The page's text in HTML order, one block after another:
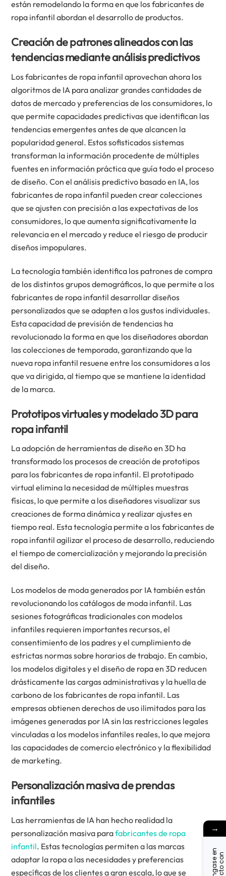
están remodelando la forma en que los fabricantes de
ropa infantil abordan el desarrollo de productos.
Creación de patrones alineados con las
tendencias mediante análisis predictivos
Los fabricantes de ropa infantil aprovechan ahora los
algoritmos de IA para analizar grandes cantidades de
datos de mercado y preferencias de los consumidores, lo
que permite capacidades predictivas que identifican las
tendencias emergentes antes de que alcancen la
popularidad general. Estos sofisticados sistemas
transforman la información procedente de múltiples
fuentes en información práctica que guía todo el proceso
de diseño. Con el análisis predictivo basado en IA, los
fabricantes de ropa infantil pueden crear colecciones
que se ajusten con precisión a las expectativas de los
consumidores, lo que aumenta significativamente la
relevancia en el mercado y reduce el riesgo de producir
diseños impopulares.
La tecnología también identifica los patrones de compra
de los distintos grupos demográficos, lo que permite a los
fabricantes de ropa infantil desarrollar diseños
personalizados que se adapten a los gustos individuales.
Esta capacidad de previsión de tendencias ha
revolucionado la forma en que los diseñadores abordan
las colecciones de temporada, garantizando que la
nueva ropa infantil resuene entre los consumidores a los
que va dirigida, al tiempo que se mantiene la identidad
de la marca.
Prototipos virtuales y modelado 3D para
ropa infantil
La adopción de herramientas de diseño en 3D ha
transformado los procesos de creación de prototipos
para los fabricantes de ropa infantil. El prototipado
virtual elimina la necesidad de múltiples muestras
físicas, lo que permite a los diseñadores visualizar sus
creaciones de forma dinámica y realizar ajustes en
tiempo real. Esta tecnología permite a los fabricantes de
ropa infantil agilizar el proceso de desarrollo, reduciendo
el tiempo de comercialización y mejorando la precisión
del diseño.
Los modelos de moda generados por IA también están
revolucionando los catálogos de moda infantil. Las
sesiones fotográficas tradicionales con modelos
infantiles requieren importantes recursos, el
consentimiento de los padres y el cumplimiento de
estrictas normas sobre horarios de trabajo. En cambio,
los modelos digitales y el diseño de ropa en 3D reducen
drásticamente las cargas administrativas y la huella de
carbono de los fabricantes de ropa infantil. Las
empresas obtienen derechos de uso ilimitados para las
imágenes generadas por IA sin las restricciones legales
vinculadas a los modelos infantiles reales, lo que mejora
las capacidades de comercio electrónico y la flexibilidad
de marketing.
Personalización masiva de prendas
infantiles
Las herramientas de IA han hecho realidad la
personalización masiva parafabricantes de ropa
infantil. Estas tecnologías permiten a las marcas
adaptar la ropa a las necesidades y preferencias
específicas de los clientes a gran escala, lo que se
→
P
ó
n
g
a
s
e
n
c
o
n
t
a
c
t
o
o
n
o
s
o
t
r
o